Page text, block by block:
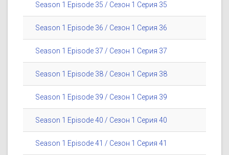
Season 1 Episode 35 / Сезон 1 Серия 35
Season 1 Episode 36 / Сезон 1 Серия 36
Season 1 Episode 37 / Сезон 1 Серия 37
Season 1 Episode 38 / Сезон 1 Серия 38
Season 1 Episode 39 / Сезон 1 Серия 39
Season 1 Episode 40 / Сезон 1 Серия 40
Season 1 Episode 41 / Сезон 1 Серия 41